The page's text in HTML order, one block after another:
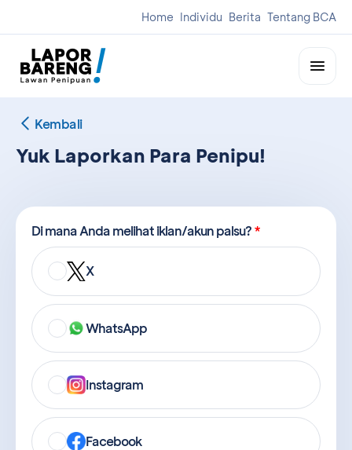
Home Individu Berita Tentang BCA
Kembali
Yuk Laporkan Para Penipu!
Di mana Anda melihat iklan/akun palsu?*
X
WhatsApp
Instagram
Facebook